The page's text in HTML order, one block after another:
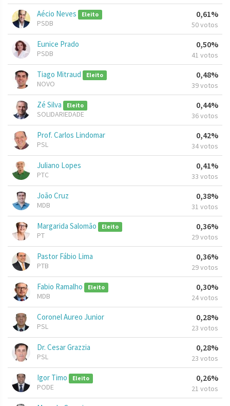
Aécio Neves Eleito
PSDB
0,61%
50 votos
Eunice Prado
PSDB
0,50%
41 votos
Tiago Mitraud Eleito
NOVO
0,48%
39 votos
Zé Silva Eleito
SOLIDARIEDADE
0,44%
36 votos
Prof. Carlos Lindomar
PSL
0,42%
34 votos
Juliano Lopes
PTC
0,41%
33 votos
João Cruz
MDB
0,38%
31 votos
Margarida Salomão Eleito
PT
0,36%
29 votos
Pastor Fábio Lima
PTB
0,36%
29 votos
Fabio Ramalho Eleito
MDB
0,30%
24 votos
Coronel Aureo Junior
PSL
0,28%
23 votos
Dr. Cesar Grazzia
PSL
0,28%
23 votos
Igor Timo Eleito
PODE
0,26%
21 votos